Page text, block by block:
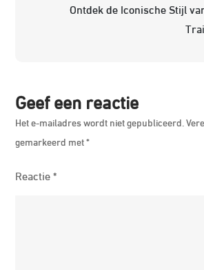
Ontdek de Iconische Stijl
Geef een reactie
Het e-mailadres wordt niet gepubliceerd.
gemarkeerd met*
Reactie*